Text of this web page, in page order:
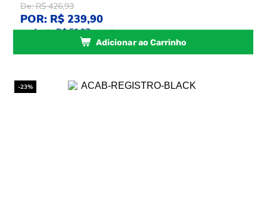
De: R$ 426,93
POR: R$ 239,90
ou4xdeR$ 59,97sem juros
Adicionar ao Carrinho
-23%